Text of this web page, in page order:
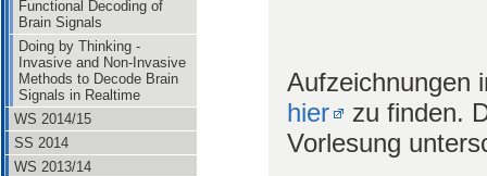
Functional Decoding of
Brain Signals
Doing by Thinking -
Invasive and Non-Invasive
Methods to Decode Brain
Signals in Realtime
WS 2014/15
SS 2014
WS 2013/14
Aufzeichnungen
hier
zu finden.
Vorlesung